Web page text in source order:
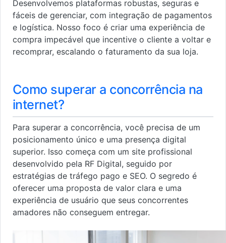
Desenvolvemos plataformas robustas, seguras e
fáceis de gerenciar, com integração de pagamentos
e logística. Nosso foco é criar uma experiência de
compra impecável que incentive o cliente a voltar e
recomprar, escalando o faturamento da sua loja.
Como superar a concorrência na
internet?
Para superar a concorrência, você precisa de um
posicionamento único e uma presença digital
superior. Isso começa com um site profissional
desenvolvido pela RF Digital, seguido por
estratégias de tráfego pago e SEO. O segredo é
oferecer uma proposta de valor clara e uma
experiência de usuário que seus concorrentes
amadores não conseguem entregar.